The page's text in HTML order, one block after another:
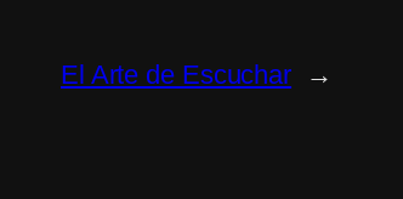
El Arte de Escuchar →